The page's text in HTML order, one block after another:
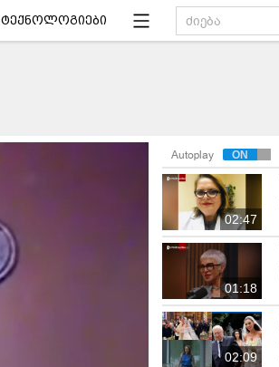
ტექნოლოგიები
Autoplay
02:47
01:18
02:09